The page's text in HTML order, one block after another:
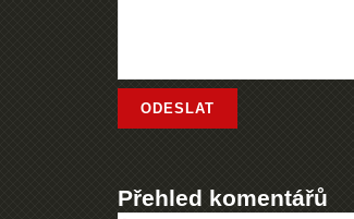
Přehled komentářů